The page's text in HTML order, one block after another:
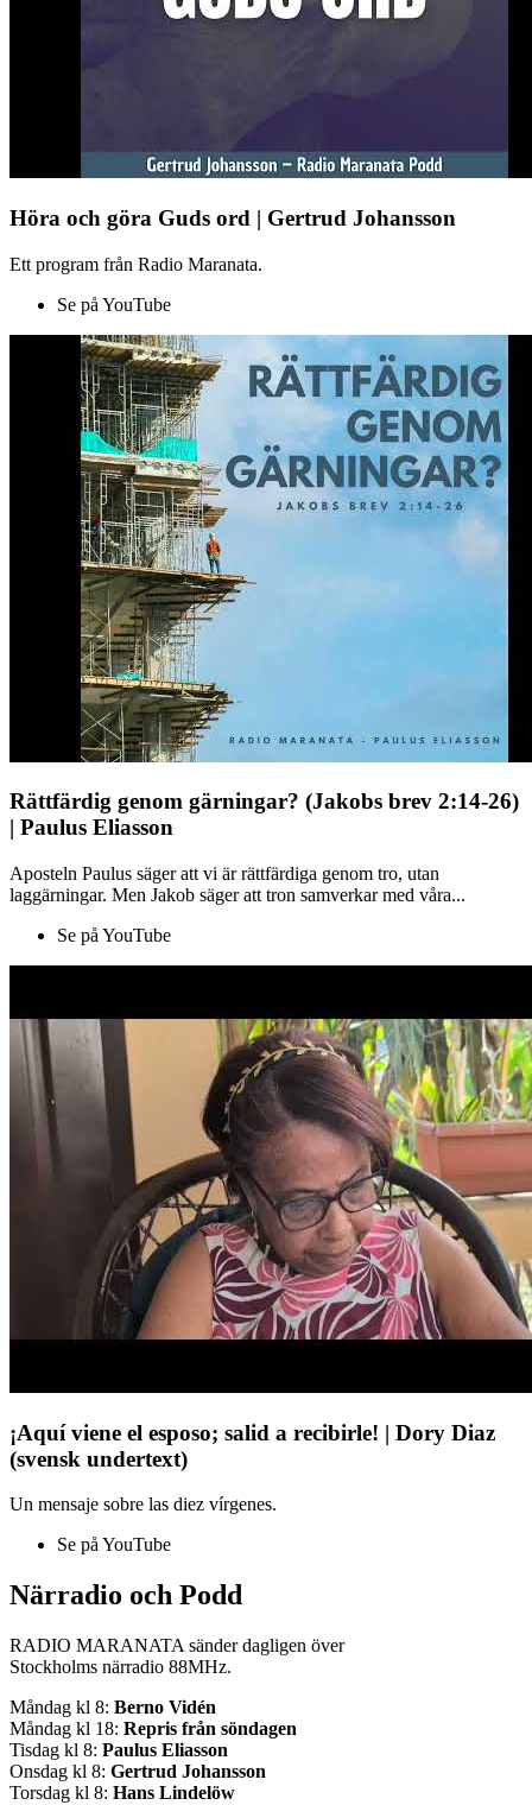
Höra och göra Guds ord | Gertrud Johansson
Ett program från Radio Maranata.
Se på YouTube
Rättfärdig genom gärningar? (Jakobs brev 2:14-26)
| Paulus Eliasson
Aposteln Paulus säger att vi är rättfärdiga genom tro, utan
laggärningar. Men Jakob säger att tron samverkar med våra...
Se på YouTube
¡Aquí viene el esposo; salid a recibirle! | Dory Diaz
(svensk undertext)
Un mensaje sobre las diez vírgenes.
Se på YouTube
Närradio och Podd
RADIO MARANATA sänder dagligen över
Stockholms närradio 88MHz.
Måndag kl 8: Berno Vidén
Måndag kl 18: Repris från söndagen
Tisdag kl 8: Paulus Eliasson
Onsdag kl 8: Gertrud Johansson
Torsdag kl 8: Hans Lindelöw